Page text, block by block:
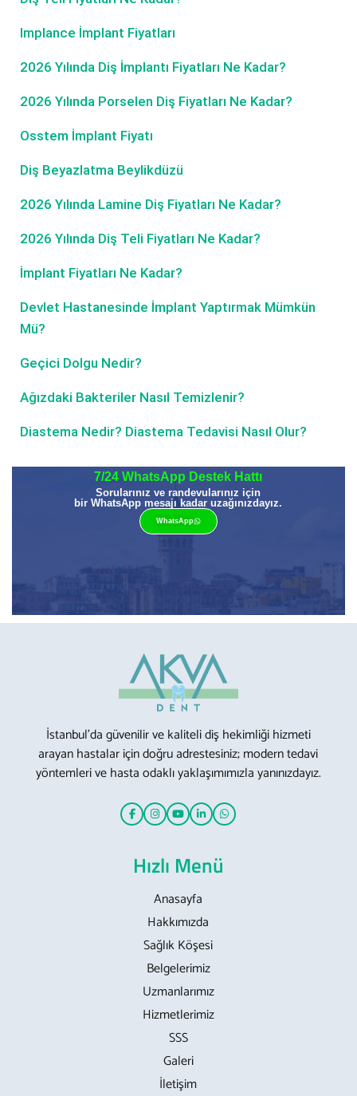
Implance İmplant Fiyatları
2026 Yılında Diş İmplantı Fiyatları Ne Kadar?
2026 Yılında Porselen Diş Fiyatları Ne Kadar?
Osstem İmplant Fiyatı
Diş Beyazlatma Beylikdüzü
2026 Yılında Lamine Diş Fiyatları Ne Kadar?
2026 Yılında Diş Teli Fiyatları Ne Kadar?
İmplant Fiyatları Ne Kadar?
Devlet Hastanesinde İmplant Yaptırmak Mümkün
Mü?
Geçici Dolgu Nedir?
Ağızdaki Bakteriler Nasıl Temizlenir?
Diastema Nedir? Diastema Tedavisi Nasıl Olur?
7/24 WhatsApp Destek Hattı
Sorularınız ve randevularınız için
bir WhatsApp mesajı kadar uzağınızdayız.
WhatsApp
İstanbul’da güvenilir ve kaliteli diş hekimliği hizmeti
arayan hastalar için doğru adrestesiniz; modern tedavi
yöntemleri ve hasta odaklı yaklaşımımızla yanınızdayız.
Hızlı Menü
Anasayfa
Hakkımızda
Sağlık Köşesi
Belgelerimiz
Uzmanlarımız
Hizmetlerimiz
SSS
Galeri
İletişim